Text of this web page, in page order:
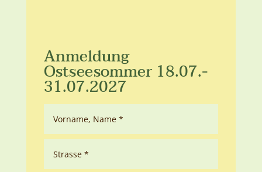
Anmeldung
Ostseesommer 18.07.-
31.07.2027